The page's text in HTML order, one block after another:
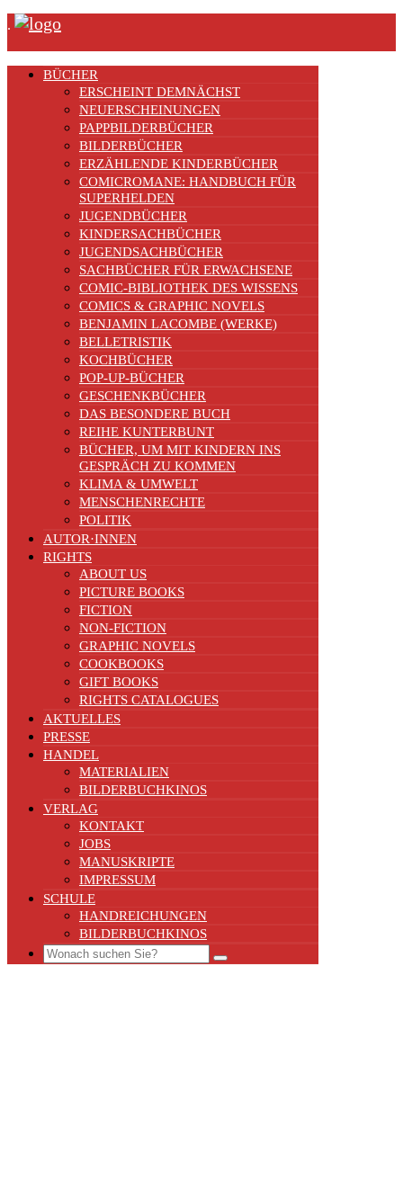
.
BÜCHER
ERSCHEINT DEMNÄCHST
NEUERSCHEINUNGEN
PAPPBILDERBÜCHER
BILDERBÜCHER
ERZÄHLENDE KINDERBÜCHER
COMICROMANE: HANDBUCH FÜR
SUPERHELDEN
JUGENDBÜCHER
KINDERSACHBÜCHER
JUGENDSACHBÜCHER
SACHBÜCHER FÜR ERWACHSENE
COMIC-BIBLIOTHEK DES WISSENS
COMICS & GRAPHIC NOVELS
BENJAMIN LACOMBE (WERKE)
BELLETRISTIK
KOCHBÜCHER
POP-UP-BÜCHER
GESCHENKBÜCHER
DAS BESONDERE BUCH
REIHE KUNTERBUNT
BÜCHER, UM MIT KINDERN INS
GESPRÄCH ZU KOMMEN
KLIMA & UMWELT
MENSCHENRECHTE
POLITIK
AUTOR·INNEN
RIGHTS
ABOUT US
PICTURE BOOKS
FICTION
NON-FICTION
GRAPHIC NOVELS
COOKBOOKS
GIFT BOOKS
RIGHTS CATALOGUES
AKTUELLES
PRESSE
HANDEL
MATERIALIEN
BILDERBUCHKINOS
VERLAG
KONTAKT
JOBS
MANUSKRIPTE
IMPRESSUM
SCHULE
HANDREICHUNGEN
BILDERBUCHKINOS
Search